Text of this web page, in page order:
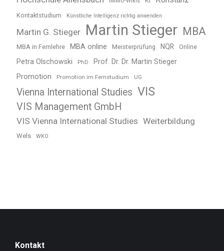
Kontaktstudium Künstliche Intelligenz richtig anwenden
Martin G. Stieger Martin Stieger MBA
MBA in Fernlehre MBA online Meisterprüfung NQR Online
Petra Olschowski PhD Prof. Dr. Dr. Martin Stieger
Promotion Promotion im Fernstudium UG
Vienna International Studies VIS
VIS Management GmbH
VIS Vienna International Studies Weiterbildung
Wels WKO
Kontakt